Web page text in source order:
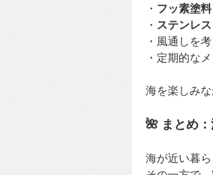
・ フッ素塗
・ ステンレ
・風通しを
・定期的な
海を楽しみ
🌺 まとめ
海が近い暮